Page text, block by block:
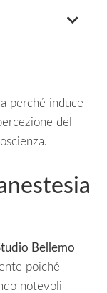
perché induce
del
Bellemo
poiché
notevoli